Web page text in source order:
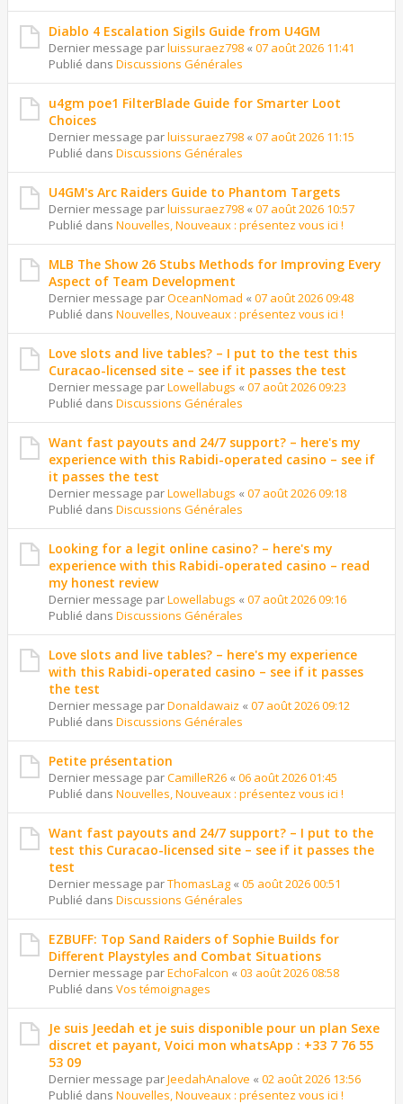
Diablo 4 Escalation Sigils Guide from U4GM
Dernier message parluissuraez798 « 07 août 2026 11:41
Publié dans Discussions Générales
u4gm poe1 FilterBlade Guide for Smarter Loot
Choices
Dernier message parluissuraez798 « 07 août 2026 11:15
Publié dans Discussions Générales
U4GM's Arc Raiders Guide to Phantom Targets
Dernier message parluissuraez798 « 07 août 2026 10:57
Publié dans Nouvelles, Nouveaux : présentez vous ici !
MLB The Show 26 Stubs Methods for Improving Every
Aspect of Team Development
Dernier message parOceanNomad « 07 août 2026 09:48
Publié dans Nouvelles, Nouveaux : présentez vous ici !
Love slots and live tables? – I put to the test this
Curacao-licensed site – see if it passes the test
Dernier message parLowellabugs « 07 août 2026 09:23
Publié dans Discussions Générales
Want fast payouts and 24/7 support? – here's my
experience with this Rabidi-operated casino – see if
it passes the test
Dernier message parLowellabugs « 07 août 2026 09:18
Publié dans Discussions Générales
Looking for a legit online casino? – here's my
experience with this Rabidi-operated casino – read
my honest review
Dernier message parLowellabugs « 07 août 2026 09:16
Publié dans Discussions Générales
Love slots and live tables? – here's my experience
with this Rabidi-operated casino – see if it passes
the test
Dernier message parDonaldawaiz « 07 août 2026 09:12
Publié dans Discussions Générales
Petite présentation
Dernier message parCamilleR26 « 06 août 2026 01:45
Publié dans Nouvelles, Nouveaux : présentez vous ici !
Want fast payouts and 24/7 support? – I put to the
test this Curacao-licensed site – see if it passes the
test
Dernier message parThomasLag « 05 août 2026 00:51
Publié dans Discussions Générales
EZBUFF: Top Sand Raiders of Sophie Builds for
Different Playstyles and Combat Situations
Dernier message parEchoFalcon « 03 août 2026 08:58
Publié dans Vos témoignages
Je suis Jeedah et je suis disponible pour un plan Sexe
discret et payant, Voici mon whatsApp : +33 7 76 55
53 09
Dernier message parJeedahAnalove « 02 août 2026 13:56
Publié dans Nouvelles, Nouveaux : présentez vous ici !